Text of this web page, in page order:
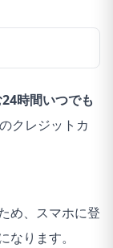
時間いつでも
クレジットカ
め、スマホに登
ります。